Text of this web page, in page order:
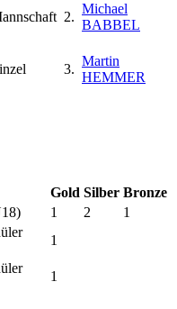
2.
Michael
BABBEL
3.
Martin
HEMMER
Gold Silber Bronze
1 2
1
1
1